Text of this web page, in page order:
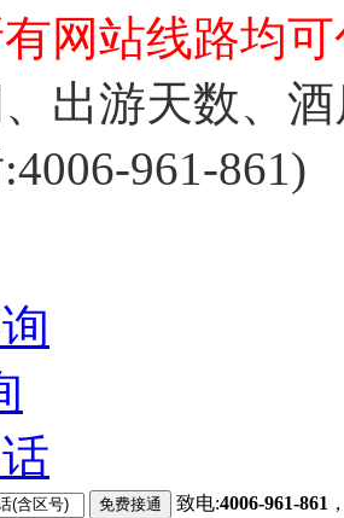
网站线路均
出游天数、
961-861)
致电:4006-961-861